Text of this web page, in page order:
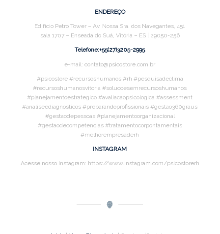
ENDEREÇO
Edifício Petro Tower – Av. Nossa Sra. dos Navegantes, 451
sala 1707 – Enseada do Suá, Vitória – ES | 29050-256
Telefone:+55(27)3205-2995
e-mail: contato@psicostore.com.br
#psicostore #recursoshumanos #rh #pesquisadeclima
#recursoshumanosvitoria #solucoesemrecursoshumanos
#planejamentoestrategico #avaliacaopsicologica #assessment
#analiseediagnosticos #preparandoprofissionais #gestao360graus
#gestaodepessoas #planejamentoorganizacional
#gestaodecompetencias #tratamentocorpontamentais
#melhorempresaderh
INSTAGRAM
Acesse nosso Instagram: https://www.instagram.com/psicostorerh